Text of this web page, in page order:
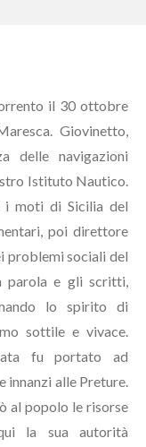
il 30 ottobre
Giovinetto,
delle navigazioni
Istituto Nautico.
i moti di Sicilia del
poi direttore
problemi sociali del
parola e gli scritti,
lo spirito di
sottile e vivace.
fu portato ad
innanzi alle Preture.
al popolo le risorse
la sua autorità